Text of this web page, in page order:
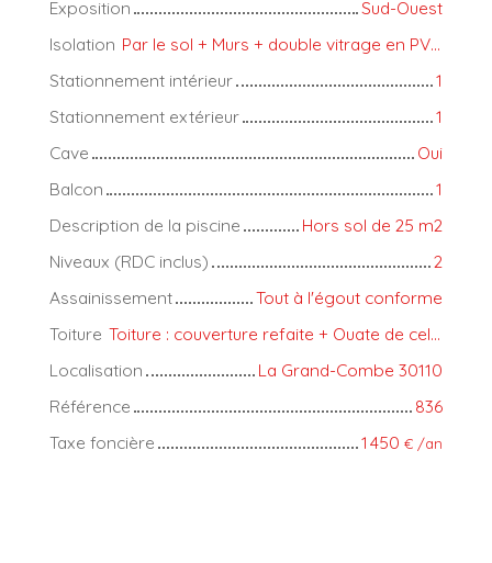
Exposition
Sud-Ouest
Isolation
Par le sol + Murs + double vitrage en PVC de partout
Stationnement intérieur
1
Stationnement extérieur
1
Cave
Oui
Balcon
1
Description de la piscine
Hors sol de 25 m2
Niveaux (RDC inclus)
2
Assainissement
Tout à l'égout conforme
Toiture
Toiture : couverture refaite + Ouate de cellulose
Localisation
La Grand-Combe 30110
Référence
836
Taxe foncière
1 450 € /an